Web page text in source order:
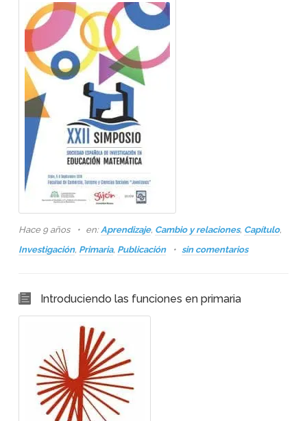
Hace 9 años en:Aprendizaje, Cambio y relaciones, Capítulo,
Investigación, Primaria, Publicación sin comentarios
Introduciendo las funciones en primaria